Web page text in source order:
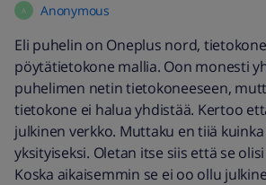
A Anonymous
Eli puhelin on Oneplus nord,
pöytätietokone mallia. Oon monesti
puhelimen netin tietokoneeseen,
tietokone ei halua yhdistää. Kertoo
julkinen verkko. Muttaku en tiiä
yksityiseksi. Oletan itse siis että se
Koska aikaisemmin se ei oo ollu